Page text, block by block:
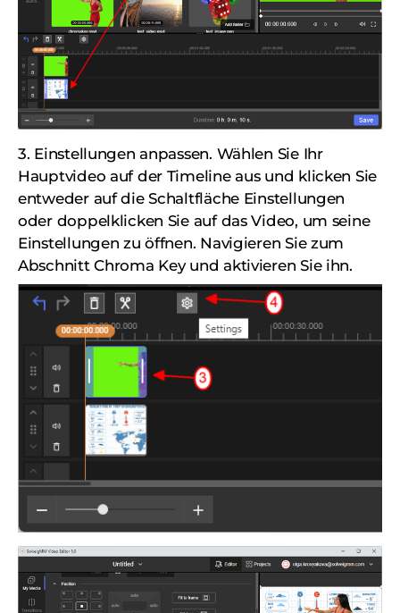
3. Einstellungen anpassen. Wählen Sie Ihr
Hauptvideo auf der Timeline aus und klicken Sie
entweder auf die Schaltfläche Einstellungen
oder doppelklicken Sie auf das Video, um seine
Einstellungen zu öffnen. Navigieren Sie zum
Abschnitt Chroma Key und aktivieren Sie ihn.